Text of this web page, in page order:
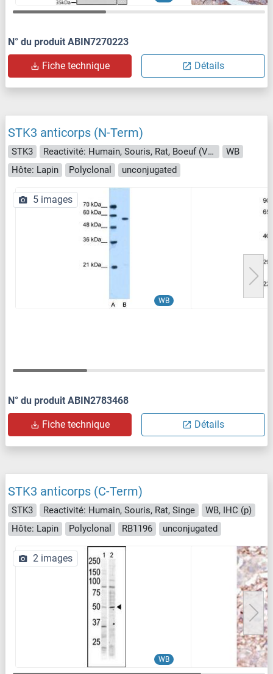
N° du produit ABIN7270223
Fiche technique Détails
STK3 anticorps (N-Term)
STK3 Reactivité: Humain, Souris, Rat, Boeuf (Vache), Poisson zèbre (Danio rerio), Chien, Lapin, Cheval, Cobaye, Porc
WB
Hôte: Lapin
Polyclonal unconjugated
WB
5 images
N° du produit ABIN2783468
Fiche technique Détails
STK3 anticorps (C-Term)
STK3 Reactivité: Humain, Souris, Rat, Singe
WB, IHC (p)
Hôte: Lapin
Polyclonal RB1196 unconjugated
WB
2 images